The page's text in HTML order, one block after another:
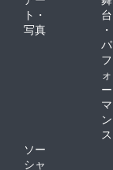
ト・
写真
台
・
パ
フ
ォ
ー
マ
ン
ス
ソー
シャ